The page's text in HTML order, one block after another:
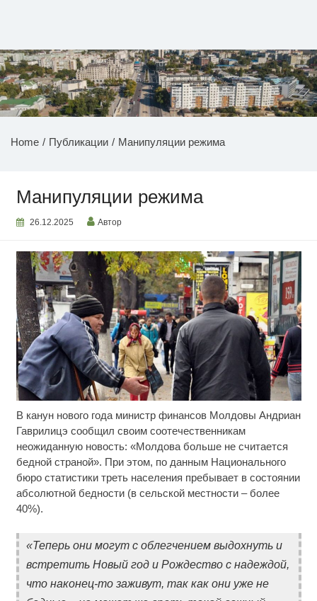
НОВОСТИ ПРИДНЕСТРОВЬЯ
Home Публикации Манипуляции режима
Манипуляции режима
26.12.2025 Автор
В канун нового года министр финансов Молдовы Андриан
Гаврилицэ сообщил своим соотечественникам
неожиданную новость: «Молдова больше не считается
бедной страной». При этом, по данным Национального
бюро статистики треть населения пребывает в состоянии
абсолютной бедности (в сельской местности – более
40%).
«Теперь они могут с облегчением выдохнуть и
встретить Новый год и Рождество с надеждой,
что наконец-то заживут, так как они уже не
i
Этот танец невесты оставит вас без слов!
Пересмотрела 10 раз
i
Никогда не храните огурцы в холодильнике: есть
один маленький секрет
Публичный удар Зеленскому от Кличко: это